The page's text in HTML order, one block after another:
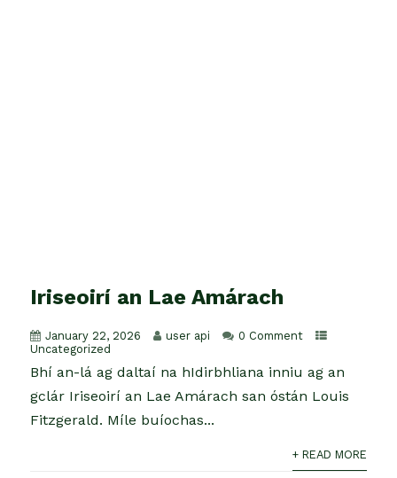
Iriseoirí an Lae Amárach
January 22, 2026 user api
0 Comment
Uncategorized
Bhí an-lá ag daltaí na hIdirbhliana inniu ag an
gclár Iriseoirí an Lae Amárach san óstán Louis
Fitzgerald. Míle buíochas...
+ READ MORE